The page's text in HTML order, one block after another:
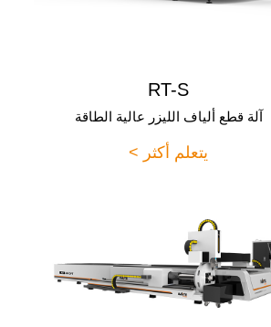
RT-S
آلة قطع ألياف الليزر عالية الطاقة
يتعلم أكثر >